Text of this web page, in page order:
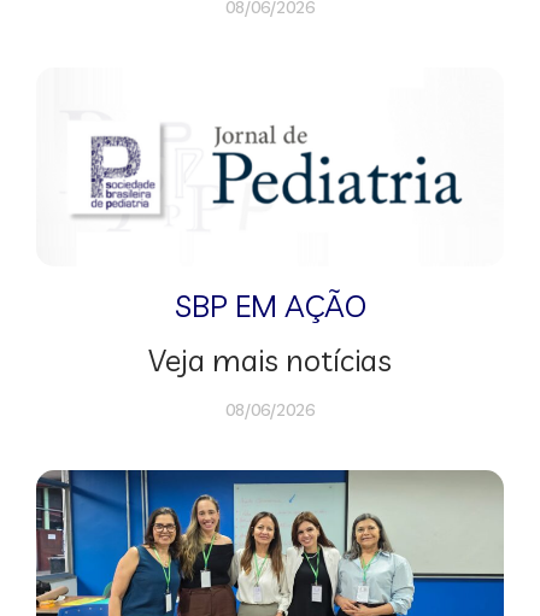
08/06/2026
SBP EM AÇÃO
Veja mais notícias
08/06/2026